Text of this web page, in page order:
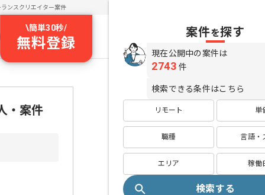
ランスクリエイター案件
\簡単30秒/
無料登録
・案件
案件を探す
現在公開中の案件は
2743 件
検索できる条件はこちら
リモート 単
職種 言語・
エリア 稼働
検索する